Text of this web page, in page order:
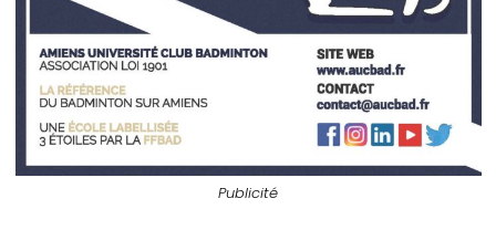
Publicité